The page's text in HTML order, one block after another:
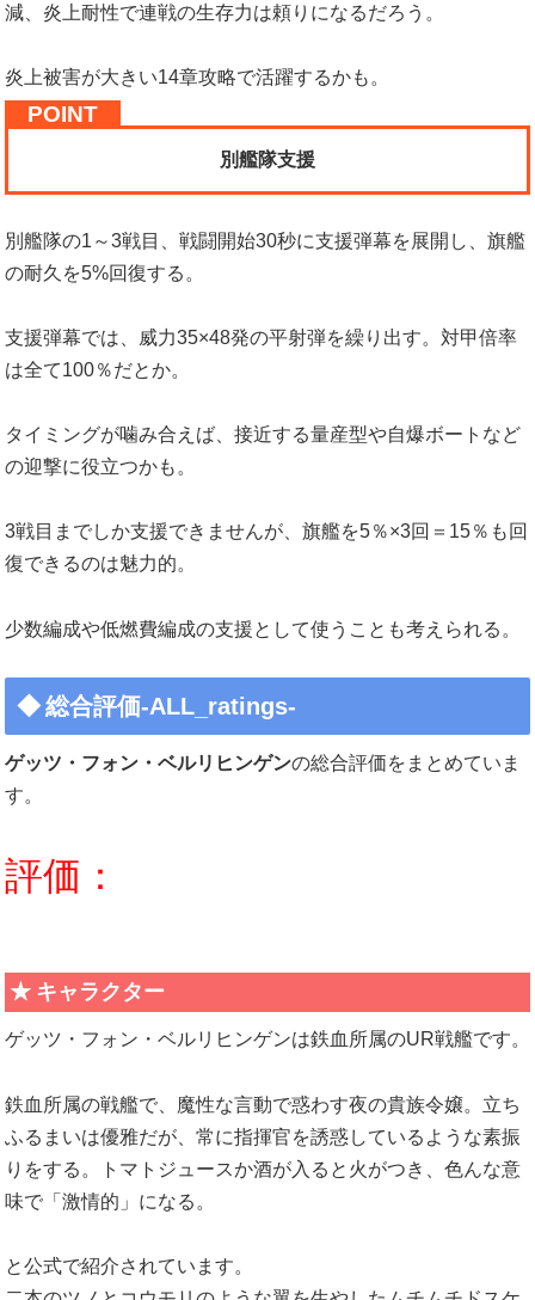
減、炎上耐性で連戦の生存力は頼りになるだろう。
炎上被害が大きい14章攻略で活躍するかも。
別艦隊支援
別艦隊の1～3戦目、戦闘開始30秒に支援弾幕を展開し、旗艦
の耐久を5%回復する。
支援弾幕では、威力35×48発の平射弾を繰り出す。対甲倍率
は全て100％だとか。
タイミングが噛み合えば、接近する量産型や自爆ボートなど
の迎撃に役立つかも。
3戦目までしか支援できませんが、旗艦を5％×3回＝15％も回
復できるのは魅力的。
少数編成や低燃費編成の支援として使うことも考えられる。
総合評価-ALL_ratings-
ゲッツ・フォン・ベルリヒンゲンの総合評価をまとめていま
す。
評価：
キャラクター
ゲッツ・フォン・ベルリヒンゲンは鉄血所属のUR戦艦です。
鉄血所属の戦艦で、魔性な言動で惑わす夜の貴族令嬢。立ち
ふるまいは優雅だが、常に指揮官を誘惑しているような素振
りをする。トマトジュースか酒が入ると火がつき、色んな意
味で「激情的」になる。
と公式で紹介されています。